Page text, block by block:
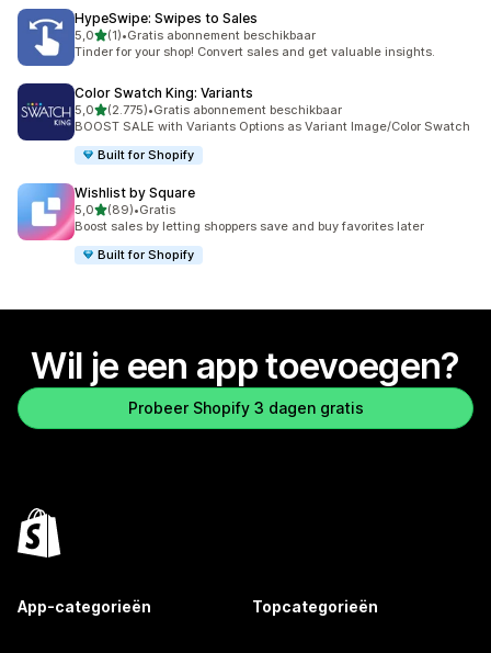
HypeSwipe: Swipes to Sales
5,0van 5 sterren
(1)
1 recensies in totaal
•Gratis abonnement beschikbaar
Tinder for your shop! Convert sales and get valuable insights.
Color Swatch King: Variants
5,0van 5 sterren
(2.775)
2775 recensies in totaal
•Gratis abonnement beschikbaar
BOOST SALE with Variants Options as Variant Image/Color Swatch
Built for Shopify
Wishlist by Square
5,0van 5 sterren
(89)
89 recensies in totaal
•Gratis
Boost sales by letting shoppers save and buy favorites later
Built for Shopify
Wil je een app toevoegen?
Probeer Shopify 3 dagen gratis
App-categorieën Topcategorieën